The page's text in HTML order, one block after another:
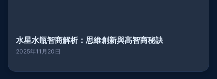
水星水瓶智商解析：思維創新與高智商秘訣
2025年11月20日